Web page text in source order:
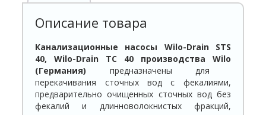
Описание товара
Канализационные насосы Wilo-Drain STS
40, Wilo-Drain TC 40 производства Wilo
(Германия) предназначены для
перекачивания сточных вод с фекалиями,
предварительно очищенных сточных вод без
фекалий и длинноволокнистых фракций,